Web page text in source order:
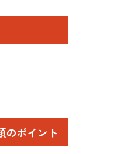
のポイント